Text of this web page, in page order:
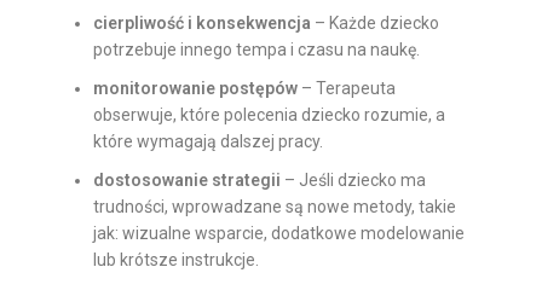
cierpliwość i konsekwencja – Każde dziecko
potrzebuje innego tempa i czasu na naukę.
monitorowanie postępów – Terapeuta
obserwuje, które polecenia dziecko rozumie, a
które wymagają dalszej pracy.
dostosowanie strategii – Jeśli dziecko ma
trudności, wprowadzane są nowe metody, takie
jak: wizualne wsparcie, dodatkowe modelowanie
lub krótsze instrukcje.